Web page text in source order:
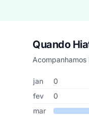
Quando
Cupons de
Mês Cupons
jan
0
fev
0
mar